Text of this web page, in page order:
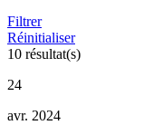
Filtrer
Réinitialiser
10 résultat(s)
24
avr. 2024